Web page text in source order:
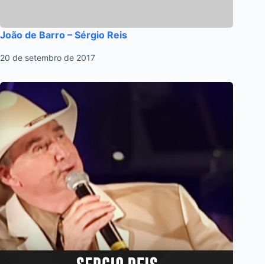
João de Barro – Sérgio Reis
20 de setembro de 2017